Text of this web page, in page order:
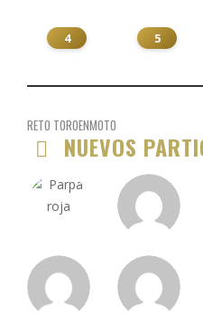
4 5
RETO TOROENMOTO
NUEVOS